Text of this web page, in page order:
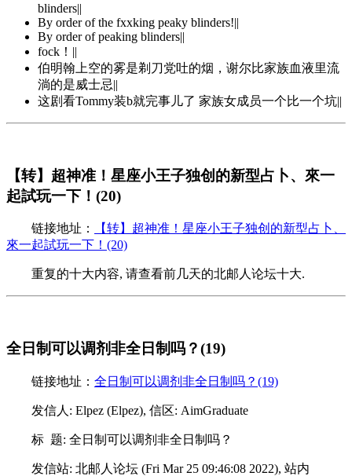
blinders||
By order of the fxxking peaky blinders!||
By order of peaking blinders||
fock！||
伯明翰上空的雾是剃刀党吐的烟，谢尔比家族血液里流
淌的是威士忌||
这剧看Tommy装b就完事儿了 家族女成员一个比一个坑||
【转】超神准！星座小王子独创的新型占卜、來一
起試玩一下！(20)
链接地址：
【转】超神准！星座小王子独创的新型占卜、
來一起試玩一下！(20)
重复的十大内容, 请查看前几天的北邮人论坛十大.
全日制可以调剂非全日制吗？(19)
链接地址： 全日制可以调剂非全日制吗？(19)
发信人: Elpez (Elpez), 信区: AimGraduate
标 题: 全日制可以调剂非全日制吗？
发信站: 北邮人论坛 (Fri Mar 25 09:46:08 2022), 站内